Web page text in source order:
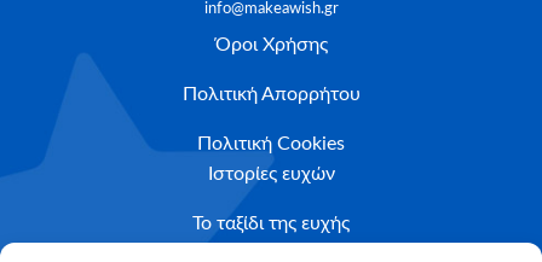
info@makeawish.gr
Όροι Χρήσης
Πολιτική Απορρήτου
Πολιτική Cookies
Ιστορίες ευχών
Το ταξίδι της ευχής